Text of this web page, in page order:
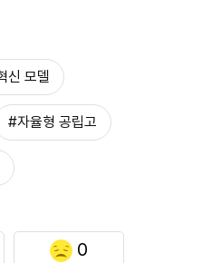
신 모델
#자율형 공립고
0